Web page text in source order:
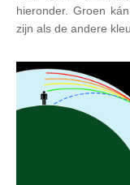
hieronder. Groen
zijn als de andere